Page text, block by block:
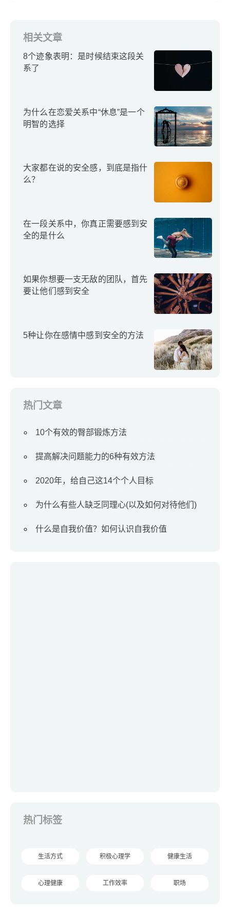
相关文章
8个迹象表明：是时候结束这段关
系了
为什么在恋爱关系中“休息”是一个
明智的选择
大家都在说的安全感，到底是指什
么？
在一段关系中，你真正需要感到安
全的是什么
如果你想要一支无敌的团队，首先
要让他们感到安全
5种让你在感情中感到安全的方法
热门文章
10个有效的臀部锻炼方法
提高解决问题能力的6种有效方法
2020年，给自己这14个个人目标
为什么有些人缺乏同理心(以及如何对待他们)
什么是自我价值？如何认识自我价值
热门标签
生活方式 积极心理学 健康生活
心理健康 工作效率 职场